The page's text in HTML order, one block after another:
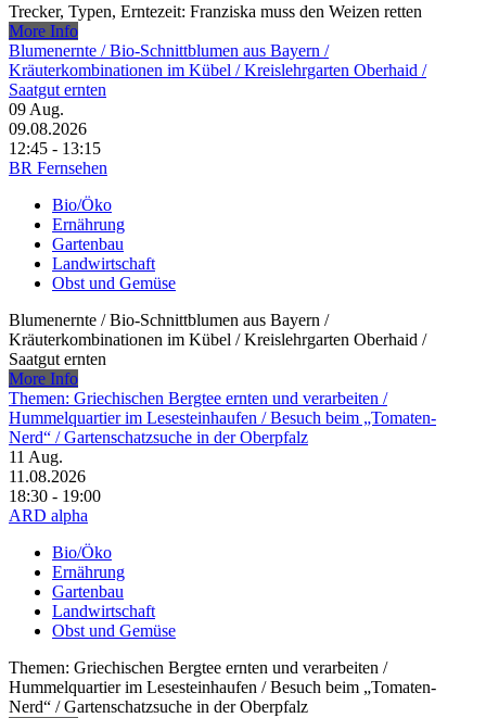
Trecker, Typen, Erntezeit: Franziska muss den Weizen retten
More Info
Blumenernte /​ Bio-Schnittblumen aus Bayern /​
Kräuterkombinationen im Kübel /​ Kreislehrgarten Oberhaid /​
Saatgut ernten
09 Aug.
09.08.2026
12:45 - 13:15
BR Fernsehen
Bio/Öko
Ernährung
Gartenbau
Landwirtschaft
Obst und Gemüse
Blumenernte /​ Bio-Schnittblumen aus Bayern /​
Kräuterkombinationen im Kübel /​ Kreislehrgarten Oberhaid /​
Saatgut ernten
More Info
Themen: Griechischen Bergtee ernten und verarbeiten /​
Hummelquartier im Lesesteinhaufen /​ Besuch beim „Tomaten-
Nerd“ /​ Gartenschatzsuche in der Oberpfalz
11 Aug.
11.08.2026
18:30 - 19:00
ARD alpha
Bio/Öko
Ernährung
Gartenbau
Landwirtschaft
Obst und Gemüse
Themen: Griechischen Bergtee ernten und verarbeiten /​
Hummelquartier im Lesesteinhaufen /​ Besuch beim „Tomaten-
Nerd“ /​ Gartenschatzsuche in der Oberpfalz